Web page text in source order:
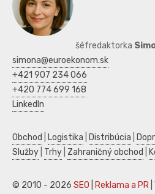
šéfredaktorka
simona@euroekonom.sk
+421 907 234 066
+420 774 699 168
LinkedIn
Obchod Logistika Distribúcia
Služby Trhy Zahraničný obchod
© 2010 - 2026 SEO Reklama a PR